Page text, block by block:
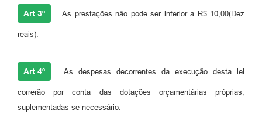
Art 3º As prestações não pode ser inferior a R$ 10,00(Dez
reais).
Art 4º As despesas decorrentes da execução desta lei
correrão por conta das dotações orçamentárias próprias,
suplementadas se necessário.